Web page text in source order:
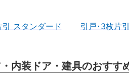
スタンダード 引戸･3枚片
内装ドア・建具のおすす